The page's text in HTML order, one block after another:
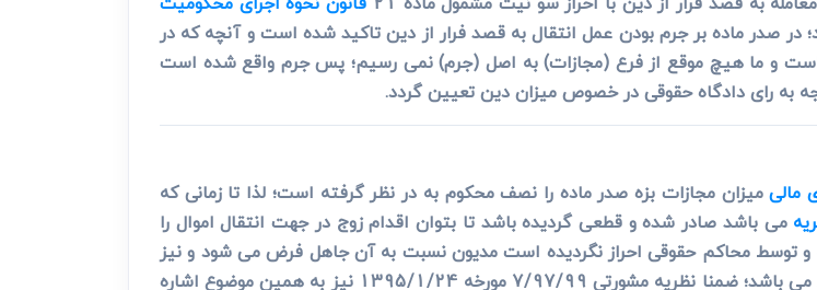
صدر ماده بر جرم بودن عمل انتقال به قصد فرار از دین تاکید شده است و آنچه که در
است و ما هیچ موقع از فرع (مجازات) به اصل (جرم) نمی رسیم؛ پس جرم واقع شده است
به رای دادگاه حقوقی در خصوص میزان دین تعیین گردد.
مالیمیزان مجازات بزه صدر ماده را نصف محکوم به در نظر گرفته است؛ لذا تا زمانی که
می باشد صادر شده و قطعی گردیده باشد تا بتوان اقدام زوج در جهت انتقال اموال را
و توسط محاکم حقوقی احراز نگردیده است مدیون نسبت به آن جاهل فرض می شود و نیز
اصل برایت و تفسیر قوانین جزایی به نفع متهم نیز موید این موضوع می باشد؛ ضمنا نظریه مشورتی 7/97/99 مورخه 1395/1/24 نیز به همین موضوع اشاره